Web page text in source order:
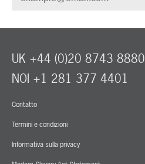
Contatto
Termini e condizioni
Informativa sulla privacy
UK +44 (0)20 8743 8880
NOI +1 281 377 4401